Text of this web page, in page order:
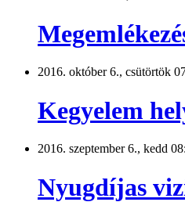
2016. október 6., csütörtök
Kegyelem
2016. szeptember 6., kedd
Nyugdíjas